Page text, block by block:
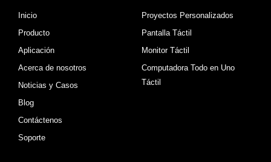
Inicio
Producto
Aplicación
Acerca de nosotros
Noticias y Casos
Blog
Contáctenos
Soporte
Proyectos Personalizados
Pantalla Táctil
Monitor Táctil
Computadora Todo en Uno
Táctil